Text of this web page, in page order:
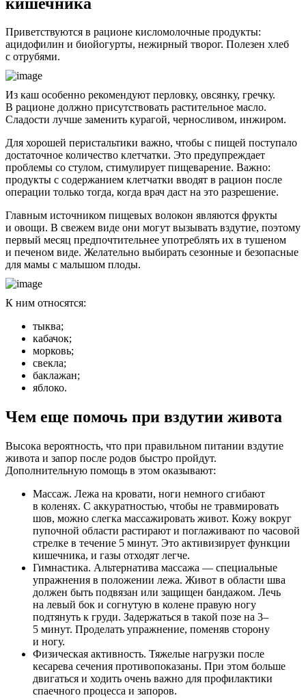
Приветствуются в рационе кисломолочные продукты:
ацидофилин и биойогурты, нежирный творог. Полезен хлеб
с отрубями.
Из каш особенно рекомендуют перловку, овсянку, гречку.
В рационе должно присутствовать растительное масло.
Сладости лучше заменить курагой, черносливом, инжиром.
Для хорошей перистальтики важно, чтобы с пищей поступало
достаточное количество клетчатки. Это предупреждает
проблемы со стулом, стимулирует пищеварение. Важно:
продукты с содержанием клетчатки вводят в рацион после
операции только тогда, когда врач даст на это разрешение.
Главным источником пищевых волокон являются фрукты
и овощи. В свежем виде они могут вызывать вздутие, поэтому
первый месяц предпочтительнее употреблять их в тушеном
и печеном виде. Желательно выбирать сезонные и безопасные
для мамы с малышом плоды.
К ним относятся:
тыква;
кабачок;
морковь;
свекла;
баклажан;
яблоко.
Чем еще помочь при вздутии живота
Высока вероятность, что при правильном питании вздутие
живота и запор после родов быстро пройдут.
Дополнительную помощь в этом оказывают:
Массаж. Лежа на кровати, ноги немного сгибают
в коленях. С аккуратностью, чтобы не травмировать
шов, можно слегка массажировать живот. Кожу вокруг
пупочной области растирают и поглаживают по часовой
стрелке в течение 5 минут. Это активизирует функции
кишечника, и газы отходят легче.
Гимнастика. Альтернатива массажа — специальные
упражнения в положении лежа. Живот в области шва
должен быть подвязан или защищен бандажом. Лечь
на левый бок и согнутую в колене правую ногу
подтянуть к груди. Задержаться в такой позе на 3–
5 минут. Проделать упражнение, поменяв сторону
и ногу.
Физическая активность. Тяжелые нагрузки после
кесарева сечения противопоказаны. При этом больше
двигаться и ходить очень важно для профилактики
спаечного процесса и запоров.